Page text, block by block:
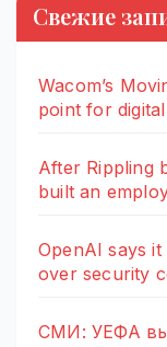
Свежие
Wacom’s
point for
After Rippling
built an
OpenAI says
over security
СМИ: УЕФА